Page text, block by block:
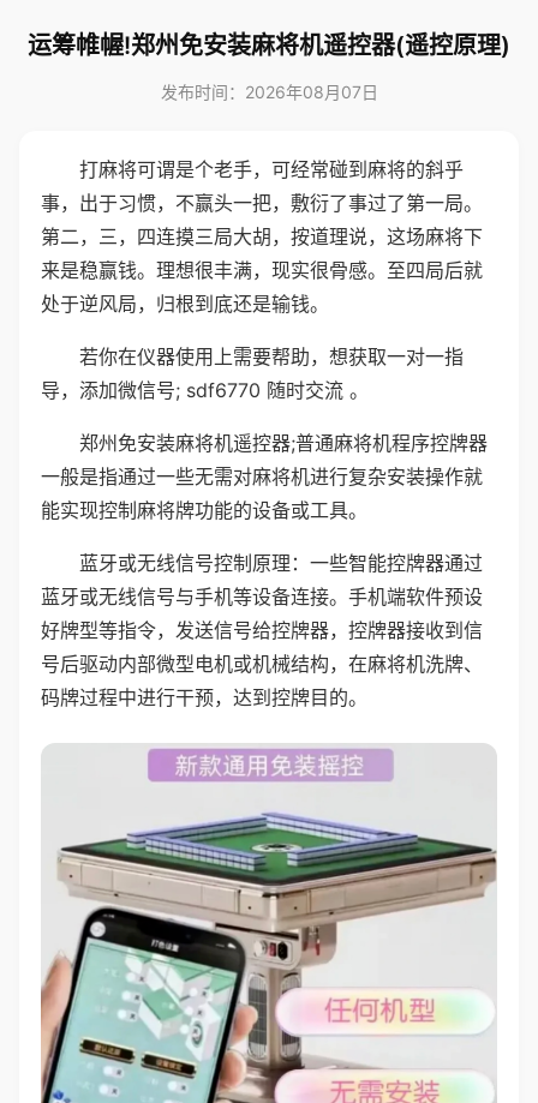
运筹帷幄!郑州免安装麻将机遥控器(遥控原理)
发布时间：2026年08月07日
打麻将可谓是个老手，可经常碰到麻将的斜乎
事，出于习惯，不赢头一把，敷衍了事过了第一局。
第二，三，四连摸三局大胡，按道理说，这场麻将下
来是稳赢钱。理想很丰满，现实很骨感。至四局后就
处于逆风局，归根到底还是输钱。
若你在仪器使用上需要帮助，想获取一对一指
导，添加微信号; sdf6770 随时交流 。
郑州免安装麻将机遥控器;普通麻将机程序控牌器
一般是指通过一些无需对麻将机进行复杂安装操作就
能实现控制麻将牌功能的设备或工具。
蓝牙或无线信号控制原理：一些智能控牌器通过
蓝牙或无线信号与手机等设备连接。手机端软件预设
好牌型等指令，发送信号给控牌器，控牌器接收到信
号后驱动内部微型电机或机械结构，在麻将机洗牌、
码牌过程中进行干预，达到控牌目的。